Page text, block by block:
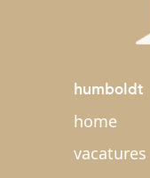
humboldt
home
vacatures